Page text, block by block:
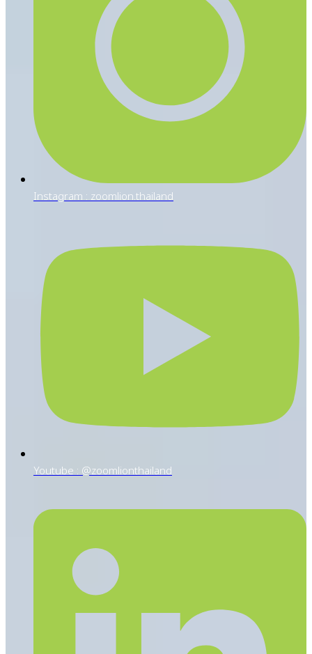
Instagram : zoomlion.thailand
Youtube : @zoomlionthailand